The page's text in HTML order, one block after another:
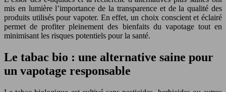
mis en lumière l’importance de la transparence et de la qualité des
produits utilisés pour vapoter. En effet, un choix conscient et éclairé
permet de profiter pleinement des bienfaits du vapotage tout en
minimisant les risques potentiels pour la santé.
Le tabac bio : une alternative saine pour
un vapotage responsable